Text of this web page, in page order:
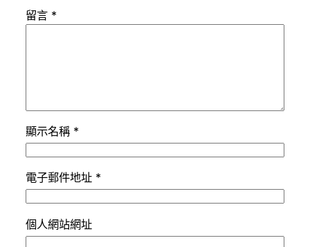
留言 *
顯示名稱 *
電子郵件地址 *
個人網站網址